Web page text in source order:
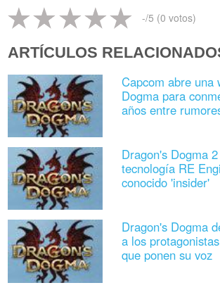
-/5 (0 votos)
ARTÍCULOS
Capcom abre una
Dogma para
años entre
Dragon's Dogma
tecnología RE
conocido 'insider'
Dragon's Dogma
a los
que ponen su voz